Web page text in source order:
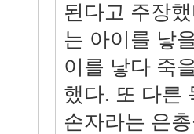
된다고 주장
는 아이를 낳
이를 낳다 죽
했다. 또 다른
손자라는 은